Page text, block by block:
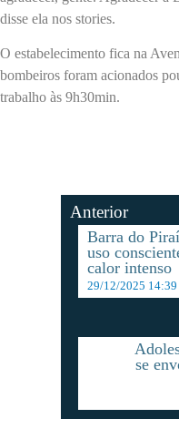
disse ela nos stories.
O estabelecimento fica na
bombeiros foram acionados
trabalho às 9h30min.
Anterior
Barra do
uso
calor intenso
29/12/2025 14:39
se